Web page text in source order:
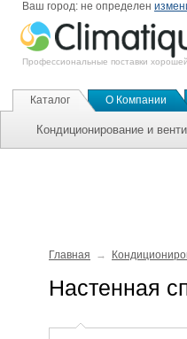
Ваш город: не определен
Профессиональные поставки
Каталог О Компании
Кондиционирование и
Главная
Настенная